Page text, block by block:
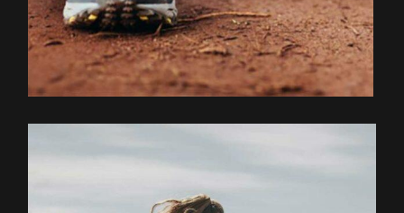
EXPLOREZ LE PARCOURS